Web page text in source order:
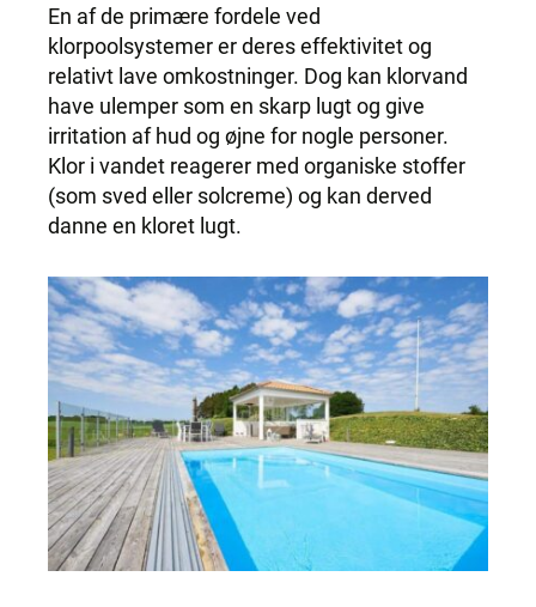
En af de primære fordele ved
klorpoolsystemer er deres effektivitet og
relativt lave omkostninger. Dog kan klorvand
have ulemper som en skarp lugt og give
irritation af hud og øjne for nogle personer.
Klor i vandet reagerer med organiske stoffer
(som sved eller solcreme) og kan derved
danne en kloret lugt.